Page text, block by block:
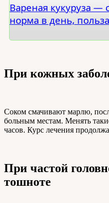
Вареная кукуруза —
норма в день,
При кожных
Соком смачивают марлю,
больным местам. Менять
часов. Курс лечения
При частой
тошноте